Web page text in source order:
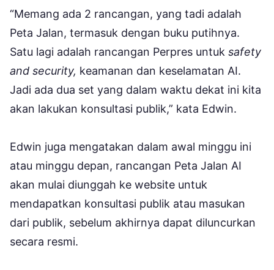
“Memang ada 2 rancangan, yang tadi adalah
Peta Jalan, termasuk dengan buku putihnya.
Satu lagi adalah rancangan Perpres untuk safety
and security, keamanan dan keselamatan AI.
Jadi ada dua set yang dalam waktu dekat ini kita
akan lakukan konsultasi publik,” kata Edwin.
Edwin juga mengatakan dalam awal minggu ini
atau minggu depan, rancangan Peta Jalan AI
akan mulai diunggah ke website untuk
mendapatkan konsultasi publik atau masukan
dari publik, sebelum akhirnya dapat diluncurkan
secara resmi.